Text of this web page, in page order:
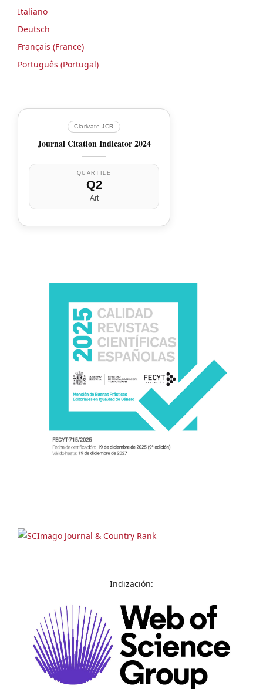
Italiano
Deutsch
Français (France)
Português (Portugal)
Clarivate JCR
Journal Citation Indicator 2024
QUARTILE
Q2
Art
Indización: